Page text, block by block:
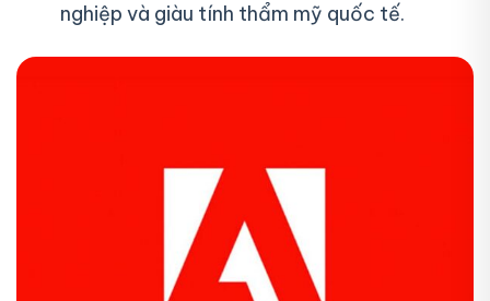
nghiệp và giàu tính thẩm mỹ quốc tế.